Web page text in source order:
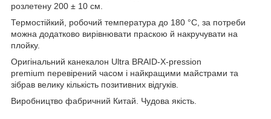
розлетену 200 ± 10 см.
Термостійкий, робочий температура до 180 °C, за потреби
можна додатково вирівнювати праскою й накручувати на
плойку.
Оригінальний канекалон Ultra BRAID-X-pression
premium перевірений часом і найкращими майстрами та
зібрав велику кількість позитивних відгуків.
Виробництво фабричний Китай. Чудова якість.